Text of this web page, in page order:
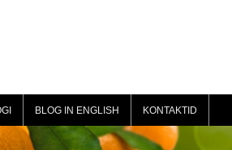
BLOG IN ENGLISH KONTAKTID